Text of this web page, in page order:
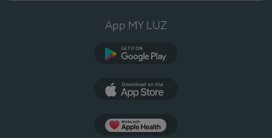
App MY LUZ